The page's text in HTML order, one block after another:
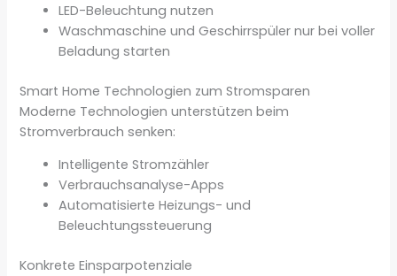
LED-Beleuchtung nutzen
Waschmaschine und Geschirrspüler nur bei voller
Beladung starten
Smart Home Technologien zum Stromsparen
Moderne Technologien unterstützen beim
Stromverbrauch senken:
Intelligente Stromzähler
Verbrauchsanalyse-Apps
Automatisierte Heizungs- und
Beleuchtungssteuerung
Konkrete Einsparpotenziale